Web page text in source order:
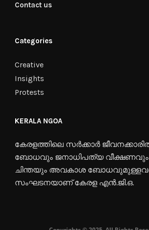
Contact us
Categories
Creative
Insights
Protests
KERALA NGOA
കേരളത്തിലെ സർക്കാർ
ബോധവും ജനാധിപത്യ വീക്ഷണവും
ചിന്തയും അവകാശ
സംഘടനയാണ് കേരള എൻ.ജി.ഒ.